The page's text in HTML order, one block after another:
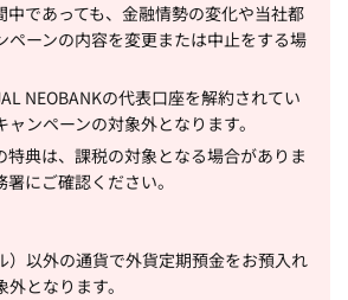
中であっても、金融情勢の変化や当社都
ペーンの内容を変更または中止をする場
NEOBANKの代表口座を解約されてい
ンペーンの対象外となります。
特典は、課税の対象となる場合がありま
にご確認ください。
）以外の通貨で外貨定期預金をお預入れ
となります。